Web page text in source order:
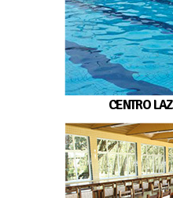
CENTRO